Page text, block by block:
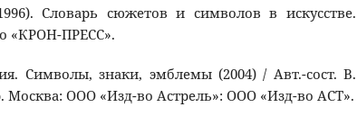
Словарь сюжетов и символов в искусстве.
«КРОН-ПРЕСС».
Символы, знаки, эмблемы (2004) / Авт.-сост. В.
Москва: ООО «Изд-во Астрель»: ООО «Изд-во АСТ».